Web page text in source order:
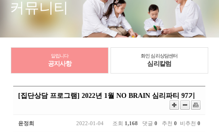
커뮤니티
알립니다
공지사항
화인 심리상담센터
심리칼럼
[집단상담 프로그램] 2022년 1월 NO BRAIN 심리파티 97기
윤정희 2022-01-04 조회 1,168 댓글0 추천0 비추천0